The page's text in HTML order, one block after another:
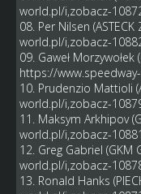
world.pl/i,zobacz-
08. Per Nilsen
world.pl/i,zobacz-
09. Gaweł Morzywołek
https://
10. Prudenzio Mattioli
world.pl/i,zobacz-
11. Maksym Arkhipov
world.pl/i,zobacz-
12. Greg Gabriel (GKM
world.pl/i,zobacz-
13. Ronald Hanks